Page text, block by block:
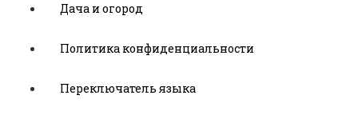
Дача и огород
Политика конфиденциальности
Переключатель языка